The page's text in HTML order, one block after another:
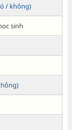
/ không)
sinh